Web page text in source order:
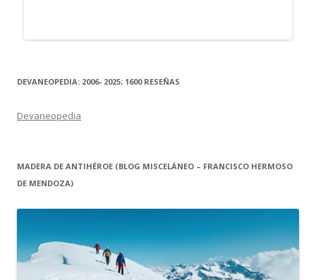
DEVANEOPEDIA: 2006- 2025; 1600 RESEÑAS
Devaneopedia
MADERA DE ANTIHÉROE (BLOG MISCELÁNEO – FRANCISCO HERMOSO
DE MENDOZA)